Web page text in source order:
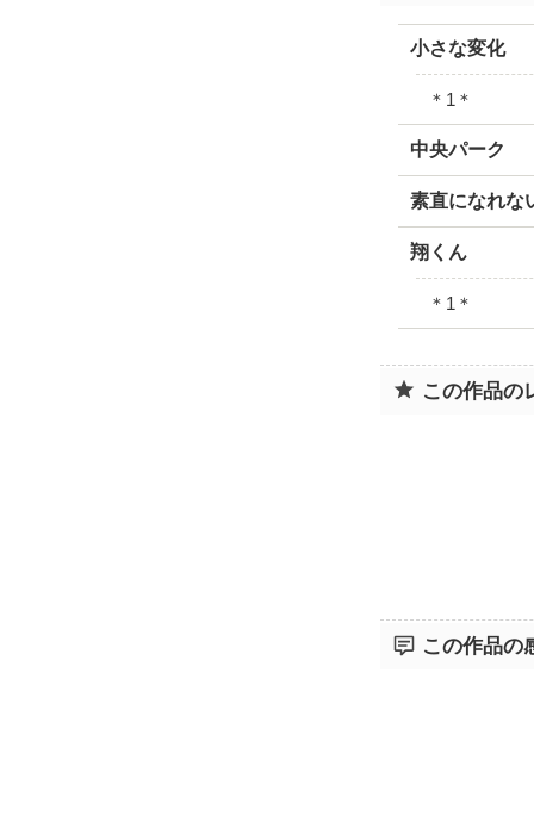
小さな変化
＊1＊
中央パーク
素直になれな
翔くん
＊1＊
この作品の
この作品の